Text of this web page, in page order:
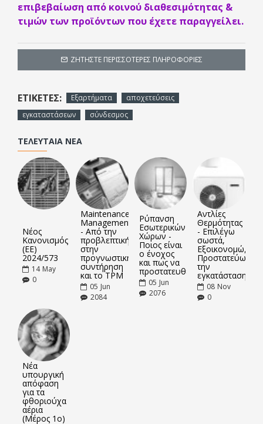
ΖΗΤΉΣΤΕ ΠΕΡΙΣΣΌΤΕΡΕΣ ΠΛΗΡΟΦΟΡΊΕΣ
επιβεβαίωση από κοινού διαθεσιμότητας &
τιμών των προϊόντων που έχετε παραγγείλει.
ΕΤΙΚΈΤΕΣ: Εξαρτήματα
αποχετεύσεις
εγκαταστάσεων
σύνδεσμος
ΤΕΛΕΥΤΑΊΑ ΝΈΑ
Νέος
Κανονισμός
(ΕΕ)
2024/573
14 May
0
Maintenance
Management
- Από την
προβλεπτική
στην
προγνωστική
συντήρηση
και το TPM
05 Jun
2084
Ρύπανση
Εσωτερικών
Χώρων -
Ποιος είναι
ο ένοχος
και πως να
προστατευθείτε
05 Jun
2076
Αντλίες
Θερμότητας
- Επιλέγω
σωστά,
Εξοικονομώ,
Προστατεύω
την
εγκατάσταση
08 Nov
0
Νέα
υπουργική
απόφαση
για τα
φθοριούχα
αέρια
(Μέρος 1ο)